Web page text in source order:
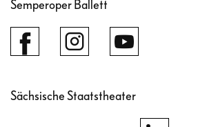
Semperoper Ballett
Sächsische Staatstheater